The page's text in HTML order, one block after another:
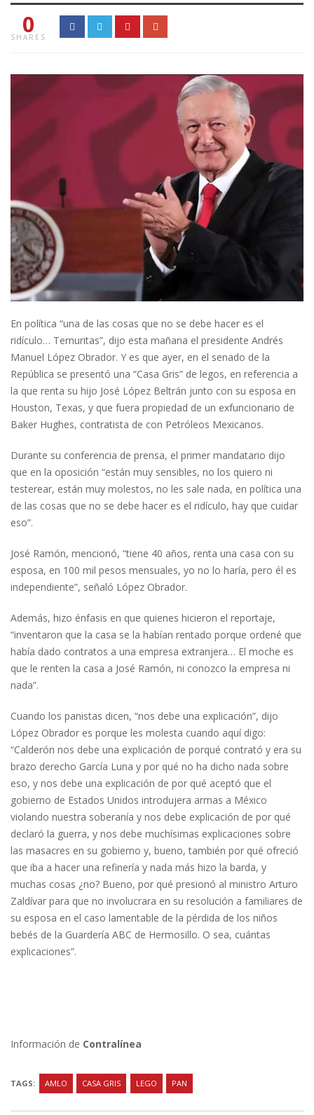
0
SHARES
En política “una de las cosas que no se debe hacer es el
ridículo… Ternuritas”, dijo esta mañana el presidente Andrés
Manuel López Obrador. Y es que ayer, en el senado de la
República se presentó una “Casa Gris” de legos, en referencia a
la que renta su hijo José López Beltrán junto con su esposa en
Houston, Texas, y que fuera propiedad de un exfuncionario de
Baker Hughes, contratista de con Petróleos Mexicanos.
Durante su conferencia de prensa, el primer mandatario dijo
que en la oposición “están muy sensibles, no los quiero ni
testerear, están muy molestos, no les sale nada, en política una
de las cosas que no se debe hacer es el ridículo, hay que cuidar
eso”.
José Ramón, mencionó, “tiene 40 años, renta una casa con su
esposa, en 100 mil pesos mensuales, yo no lo haría, pero él es
independiente”, señaló López Obrador.
Además, hizo énfasis en que quienes hicieron el reportaje,
“inventaron que la casa se la habían rentado porque ordené que
había dado contratos a una empresa extranjera… El moche es
que le renten la casa a José Ramón, ni conozco la empresa ni
nada”.
Cuando los panistas dicen, “nos debe una explicación”, dijo
López Obrador es porque les molesta cuando aquí digo:
“Calderón nos debe una explicación de porqué contrató y era su
brazo derecho García Luna y por qué no ha dicho nada sobre
eso, y nos debe una explicación de por qué aceptó que el
gobierno de Estados Unidos introdujera armas a México
violando nuestra soberanía y nos debe explicación de por qué
declaró la guerra, y nos debe muchísimas explicaciones sobre
las masacres en su gobierno y, bueno, también por qué ofreció
que iba a hacer una refinería y nada más hizo la barda, y
muchas cosas ¿no? Bueno, por qué presionó al ministro Arturo
Zaldívar para que no involucrara en su resolución a familiares de
su esposa en el caso lamentable de la pérdida de los niños
bebés de la Guardería ABC de Hermosillo. O sea, cuántas
explicaciones”.
Información de Contralínea
TAGS: AMLO CASA GRIS LEGO PAN